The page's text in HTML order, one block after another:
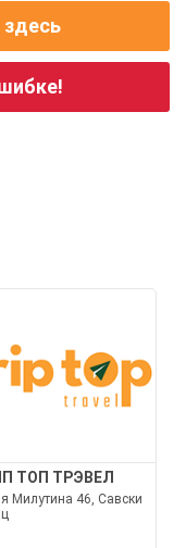
ТОП ТРЭВЕЛ
Милутина 46, Савски